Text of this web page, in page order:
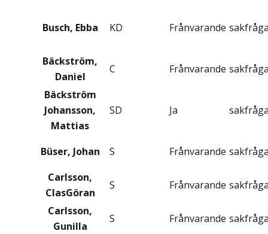
Busch, Ebba KD Frånvarande
Bäckström,
Daniel
C Frånvarande
Bäckström
Johansson,
Mattias
SD Ja
Büser, Johan S Frånvarande
Carlsson,
ClasGöran
S Frånvarande
Carlsson,
Gunilla
S Frånvarande